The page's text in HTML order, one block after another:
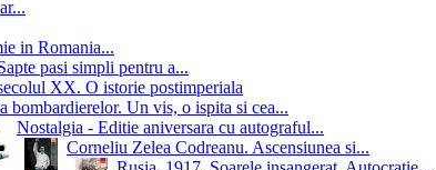
in Romania...
pasi simpli pentru a...
XX. O istorie postimperiala
bombardierelor. Un vis, o ispita si cea...
Nostalgia - Editie aniversara cu autograful...
Corneliu Zelea Codreanu. Ascensiunea si...